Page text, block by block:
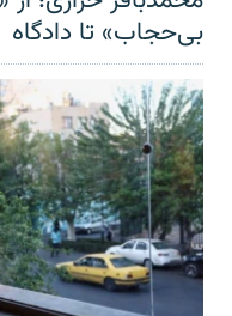
بی‌حجاب» تا دادگاه